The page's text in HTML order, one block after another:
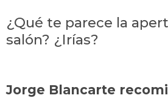
¿Qué te parece la
salón? ¿Irías?
Jorge Blancarte